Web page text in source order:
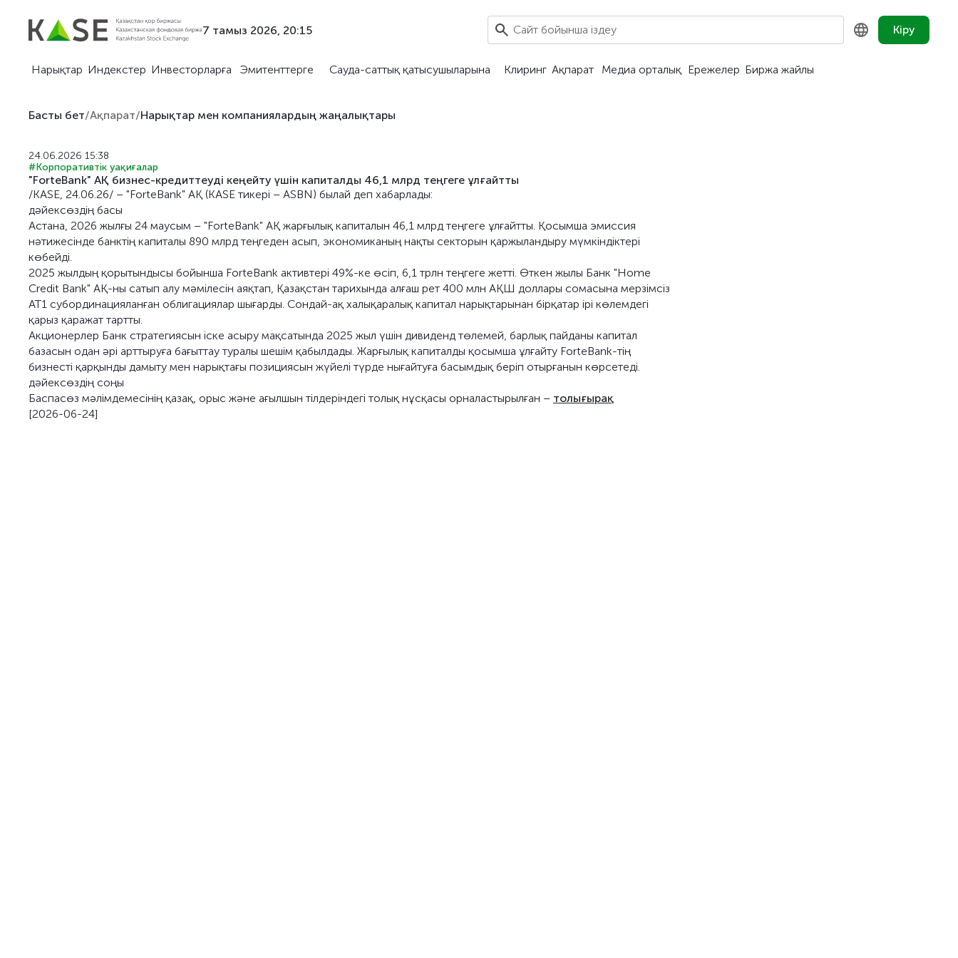
7 тамыз 2026, 20:15 Кіру
Нарықтар Индекстер Инвесторларға Эмитенттерге Сауда-саттық қатысушыларына Клиринг Ақпарат Медиа орталық Ережелер Биржа жайлы
Басты бет/Ақпарат/Нарықтар мен компаниялардың жаңалықтары
24.06.2026 15:38
#Корпоративтік уақиғалар
"ForteBank" АҚ бизнес-кредиттеуді кеңейту үшін капиталды 46,1 млрд теңгеге ұлғайтты
/KASE, 24.06.26/ – "ForteBank" АҚ (KASE тикері – ASBN) былай деп хабарлады:
дәйексөздің басы
Астана, 2026 жылғы 24 маусым – "ForteBank" АҚ жарғылық капиталын 46,1 млрд теңгеге ұлғайтты. Қосымша эмиссия
нәтижесінде банктің капиталы 890 млрд теңгеден асып, экономиканың нақты секторын қаржыландыру мүмкіндіктері
көбейді.
2025 жылдың қорытындысы бойынша ForteBank активтері 49%-ке өсіп, 6,1 трлн теңгеге жетті. Өткен жылы Банк "Home
Credit Bank" АҚ-ны сатып алу мәмілесін аяқтап, Қазақстан тарихында алғаш рет 400 млн АҚШ доллары сомасына мерзімсіз
AT1 субординацияланған облигациялар шығарды. Сондай-ақ халықаралық капитал нарықтарынан бірқатар ірі көлемдегі
қарыз қаражат тартты.
Акционерлер Банк стратегиясын іске асыру мақсатында 2025 жыл үшін дивиденд төлемей, барлық пайданы капитал
базасын одан әрі арттыруға бағыттау туралы шешім қабылдады. Жарғылық капиталды қосымша ұлғайту ForteBank-тің
бизнесті қарқынды дамыту мен нарықтағы позициясын жүйелі түрде нығайтуға басымдық беріп отырғанын көрсетеді.
дәйексөздің соңы
Баспасөз мәлімдемесінің қазақ, орыс және ағылшын тілдеріндегі толық нұсқасы орналастырылған – толығырақ
[2026-06-24]